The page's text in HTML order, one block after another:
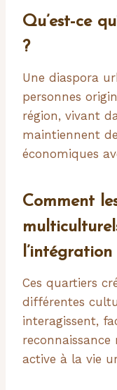
Qu’est-ce
?
Une diaspora
personnes
région, vivant
maintiennent
économiques
Comment
l’intégration
Ces quartiers
différentes
interagissent,
active à la vie